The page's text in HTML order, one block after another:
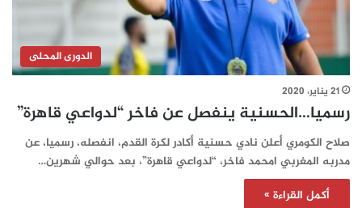
الدورى المحلى
21 يناير، 2020
رسميا…الحسنية ينفصل عن فاخر “لدواعي قاهرة”
صلاح الكومري أعلن نادي حسنية أكادر لكرة القدم، انفصله، رسميا، عن
مدربه المغربي امحمد فاخر، “لدواعي قاهرة”، بعد حوالي شهرين…
أكمل القراءة »